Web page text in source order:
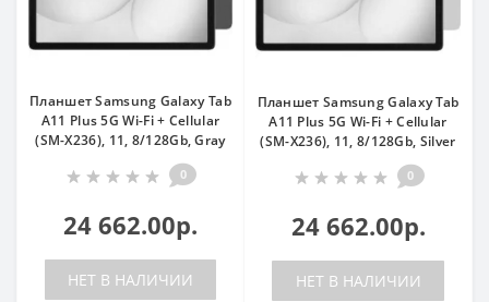
Планшет Samsung Galaxy Tab
A11 Plus 5G Wi-Fi + Cellular
(SM-X236), 11, 8/128Gb, Gray
0
24 662.00р.
НЕТ В НАЛИЧИИ
Планшет Samsung Galaxy Tab
A11 Plus 5G Wi-Fi + Cellular
(SM-X236), 11, 8/128Gb, Silver
0
24 662.00р.
НЕТ В НАЛИЧИИ